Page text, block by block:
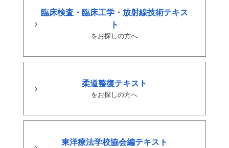
臨床検査・臨床工学・放射線技術テキス
ト
をお探しの方へ
柔道整復テキスト
をお探しの方へ
東洋療法学校協会編テキスト